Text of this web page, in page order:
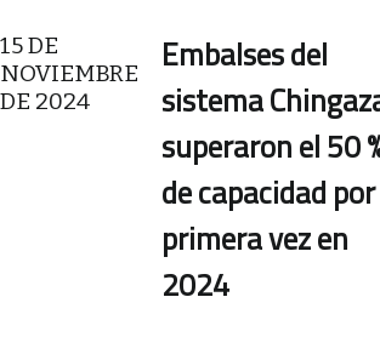
15 DE
NOVIEMBRE
DE 2024
Embalses del
sistema
superaron el 50
de capacidad por
primera vez en
2024